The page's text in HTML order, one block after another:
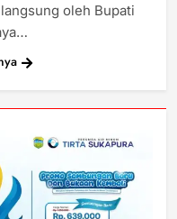
oleh Bupati